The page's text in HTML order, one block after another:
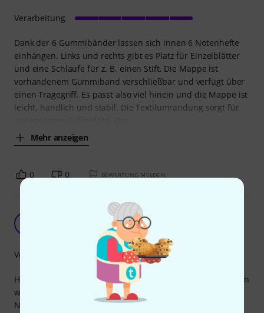
Dank der 6 Gummibänder lassen sich innen 6 Notenhefte
einhängen. Links und rechts gibt es Platz für Einzelblätter
und eine Schlaufe für z. B. einen Stift. Die Mappe ist
vorhandenem Gummiband verschließbar und verfügt über
einen Tragegriff. Es passt also viel hinein und die Mappe ist
leicht, handlich und stabil. Die Textilumrandung sorgt für
Mehr anzeigen
Verarbeitung
0 0 BEWERTUNG MELDEN
Super Preis/Leistung
Timo W 23.12.2025
Haben einen Satz Mappen für unseren Chor im Einsatz. Tun
was sie sollen und haben Gummis zum Festspannen der
Noten und zum einhändigen Halten. Sogar eine
Verarbeitung